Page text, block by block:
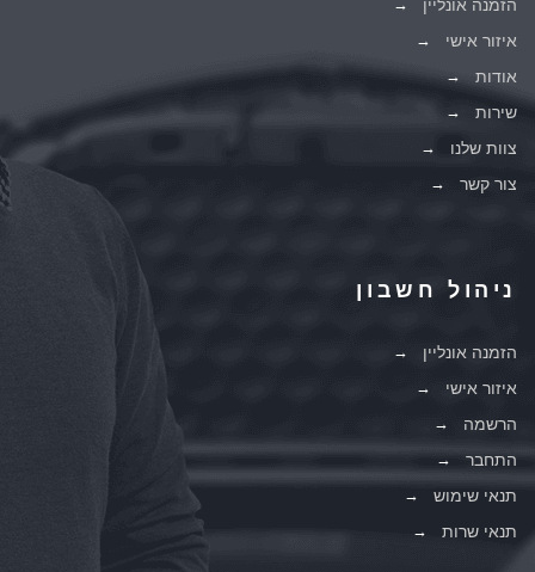
הזמנה אונליין
איזור אישי
אודות
שירות
צוות שלנו
צור קשר
ניהול חשבון
הזמנה אונליין
איזור אישי
הרשמה
התחבר
תנאי שימוש
תנאי שרות